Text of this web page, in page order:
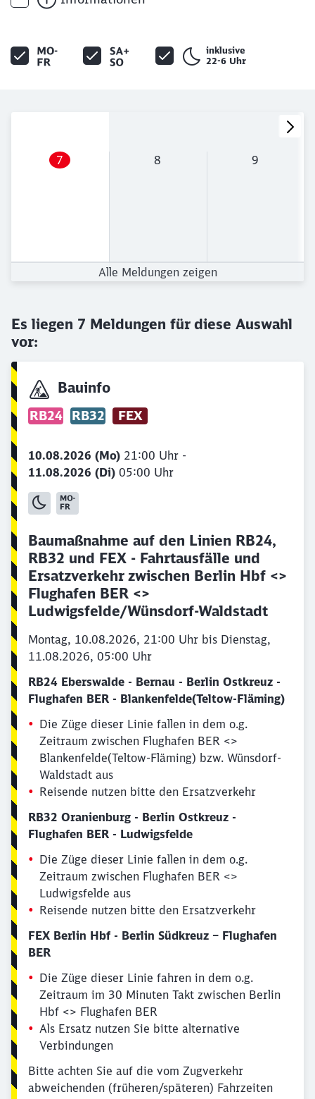
inklusive
22-6 Uhr
7 8 9
Alle Meldungen zeigen
Es liegen 7 Meldungen für diese Auswahl
vor:
Bauinfo
RB24 RB32 FEX
10.08.2026 (Mo) 21:00 Uhr -
11.08.2026 (Di) 05:00 Uhr
Baumaßnahme auf den Linien RB24,
RB32 und FEX - Fahrtausfälle und
Ersatzverkehr zwischen Berlin Hbf <>
Flughafen BER <>
Ludwigsfelde/Wünsdorf-Waldstadt
Montag, 10.08.2026, 21:00 Uhr bis Dienstag,
11.08.2026, 05:00 Uhr
RB24 Eberswalde - Bernau - Berlin Ostkreuz -
Flughafen BER - Blankenfelde(Teltow-Fläming)
Die Züge dieser Linie fallen in dem o.g.
Zeitraum zwischen Flughafen BER <>
Blankenfelde(Teltow-Fläming) bzw. Wünsdorf-
Waldstadt aus
Reisende nutzen bitte den Ersatzverkehr
RB32 Oranienburg - Berlin Ostkreuz -
Flughafen BER - Ludwigsfelde
Die Züge dieser Linie fallen in dem o.g.
Zeitraum zwischen Flughafen BER <>
Ludwigsfelde aus
Reisende nutzen bitte den Ersatzverkehr
FEX Berlin Hbf - Berlin Südkreuz – Flughafen
BER
Die Züge dieser Linie fahren in dem o.g.
Zeitraum im 30 Minuten Takt zwischen Berlin
Hbf <> Flughafen BER
Als Ersatz nutzen Sie bitte alternative
Verbindungen
Bitte achten Sie auf die vom Zugverkehr
abweichenden (früheren/späteren) Fahrzeiten